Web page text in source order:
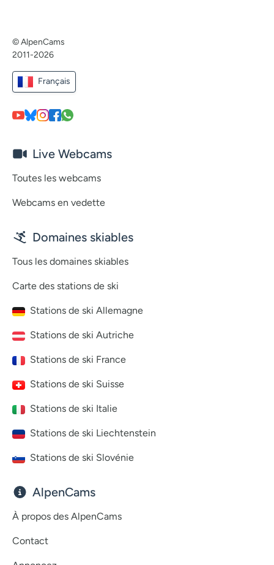
© AlpenCams
2011-2026
Français
Live Webcams
Toutes les webcams
Webcams en vedette
Domaines skiables
Tous les domaines skiables
Carte des stations de ski
Stations de ski Allemagne
Stations de ski Autriche
Stations de ski France
Stations de ski Suisse
Stations de ski Italie
Stations de ski Liechtenstein
Stations de ski Slovénie
AlpenCams
À propos des AlpenCams
Contact